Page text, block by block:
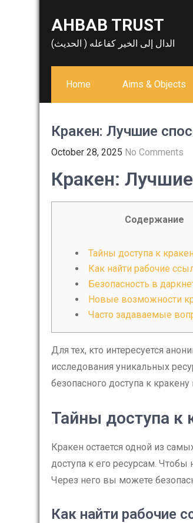
AHBAB TRUST
الدال إلى الخير كفاعله ( الحديث)
Home Aims & Objects
Кракен: Лучшие
October 28, 2025 No Comments
Кракен:
Содержание
Тайны доступа к
Как найти рабочие
Безопасность в
Новые возможности
Часто задаваемые
Для тех, кто интересуется
исследования уникальных
безопасного доступа к кракену
Тайны доступа к
Кракен остается одной из
доступа к его ресурсам. Чтобы
Через него вы можете
Как найти рабочие